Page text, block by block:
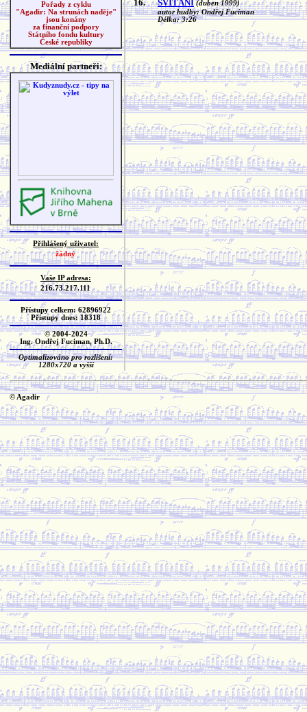
Pořady z cyklu
"Agadir: Na strunách naděje"
jsou konány
za finanční podpory
Státního fondu kultury
České republiky
Mediální partneři:
Přihlášený uživatel:
žádný
Vaše IP adresa:
216.73.217.111
Přístupy celkem: 62896922
Přístupy dnes: 18318
© 2004-2024
Ing. Ondřej Fuciman, Ph.D.
Optimalizováno pro rozlišení:
1280x720 a vyšší
16. SVÍTÁNÍ (duben 1999)
autor hudby: Ondřej Fuciman
Délka: 3:26
© Agadir